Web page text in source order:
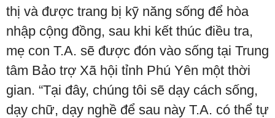
thị và được trang bị kỹ năng sống để hòa
nhập cộng đồng, sau khi kết thúc điều tra,
mẹ con T.A. sẽ được đón vào sống tại Trung
tâm Bảo trợ Xã hội tỉnh Phú Yên một thời
gian. “Tại đây, chúng tôi sẽ dạy cách sống,
dạy chữ, dạy nghề để sau này T.A. có thể tự